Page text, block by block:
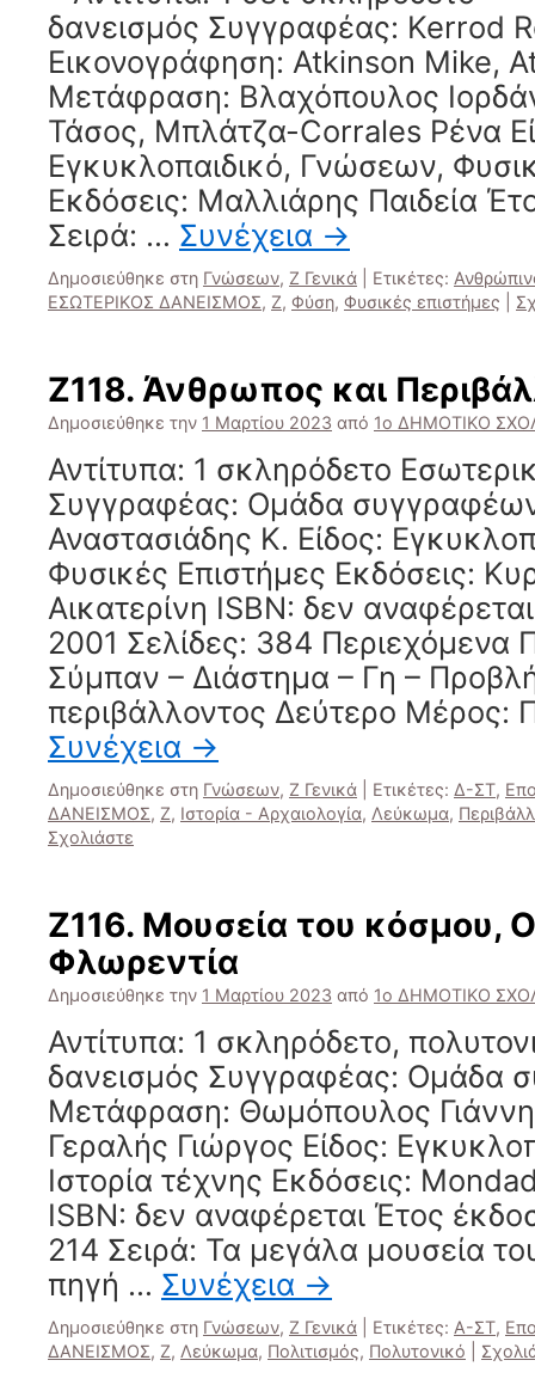
δανεισμός Συγγραφέας: Kerrod
Εικονογράφηση: Atkinson Mike,
Μετάφραση: Βλαχόπουλος
Τάσος, Μπλάτζα-Corrales Ρένα
Εγκυκλοπαιδικό, Γνώσεων,
Εκδόσεις: Μαλλιάρης Παιδεία
Σειρά: … Συνέχεια →
Δημοσιεύθηκε στη Γνώσεων, Ζ Γενικά Ετικέτες:
ΕΣΩΤΕΡΙΚΟΣ ΔΑΝΕΙΣΜΟΣ, Ζ, Φύση, Φυσικές επιστήμες
Ζ118. Άνθρωπος και
Δημοσιεύθηκε την 1 Μαρτίου 2023 από 1ο ΔΗΜΟΤΙΚΟ
Αντίτυπα: 1 σκληρόδετο
Συγγραφέας: Ομάδα συγγραφέων
Αναστασιάδης Κ. Είδος:
Φυσικές Επιστήμες Εκδόσεις:
Αικατερίνη ISBN: δεν
2001 Σελίδες: 384
Σύμπαν – Διάστημα – Γη –
περιβάλλοντος Δεύτερο Μέρος:
Συνέχεια →
Δημοσιεύθηκε στη Γνώσεων, Ζ Γενικά Ετικέτες: Δ-ΣΤ,
ΔΑΝΕΙΣΜΟΣ, Ζ, Ιστορία - Αρχαιολογία, Λεύκωμα,
Σχολιάστε
Ζ116. Μουσεία του κόσμου,
Φλωρεντία
Δημοσιεύθηκε την 1 Μαρτίου 2023 από 1ο ΔΗΜΟΤΙΚΟ
Αντίτυπα: 1 σκληρόδετο,
δανεισμός Συγγραφέας: Ομάδα
Μετάφραση: Θωμόπουλος
Γεραλής Γιώργος Είδος:
Ιστορία τέχνης Εκδόσεις:
ISBN: δεν αναφέρεται Έτος
214 Σειρά: Τα μεγάλα μουσεία
πηγή … Συνέχεια →
Δημοσιεύθηκε στη Γνώσεων, Ζ Γενικά Ετικέτες: Α-ΣΤ,
ΔΑΝΕΙΣΜΟΣ, Ζ, Λεύκωμα, Πολιτισμός, Πολυτονικό